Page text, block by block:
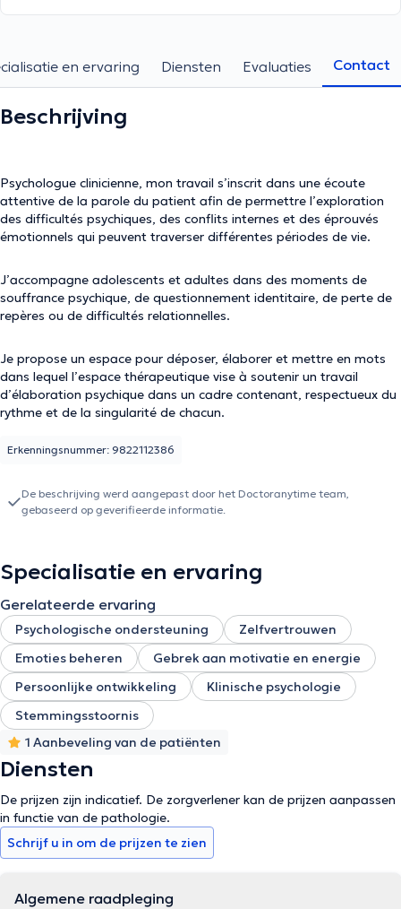
en ervaring Diensten Evaluaties Contact
Beschrijving
Psychologue clinicienne, mon travail s’inscrit dans une écoute
attentive de la parole du patient afin de permettre l’exploration
des difficultés psychiques, des conflits internes et des éprouvés
émotionnels qui peuvent traverser différentes périodes de vie.
J’accompagne adolescents et adultes dans des moments de
souffrance psychique, de questionnement identitaire, de perte de
repères ou de difficultés relationnelles.
Je propose un espace pour déposer, élaborer et mettre en mots
dans lequel l’espace thérapeutique vise à soutenir un travail
d’élaboration psychique dans un cadre contenant, respectueux du
rythme et de la singularité de chacun.
Erkenningsnummer: 9822112386
De beschrijving werd aangepast door het Doctoranytime team,
gebaseerd op geverifieerde informatie.
Specialisatie en ervaring
Gerelateerde ervaring
Psychologische ondersteuning
Zelfvertrouwen
Emoties beheren
Gebrek aan motivatie en energie
Persoonlijke ontwikkeling
Klinische psychologie
Stemmingsstoornis
1 Aanbeveling van de patiënten
Diensten
De prijzen zijn indicatief. De zorgverlener kan de prijzen aanpassen
in functie van de pathologie.
Schrijf u in om de prijzen te zien
Algemene raadpleging